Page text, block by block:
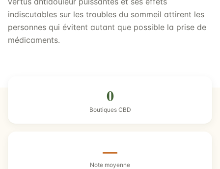
indiscutables sur les troubles du sommeil attirent les
personnes qui évitent autant que possible la prise de
médicaments.
0
Boutiques CBD
—
Note moyenne